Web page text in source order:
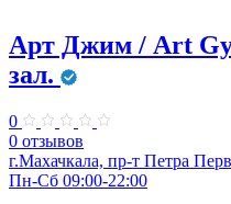
Арт Джим / Art
зал.
0
0 отзывов
г.Махачкала, ​пр-т Петра
Пн-Сб 09:00-22:00